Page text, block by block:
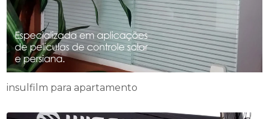
insulfilm para apartamento